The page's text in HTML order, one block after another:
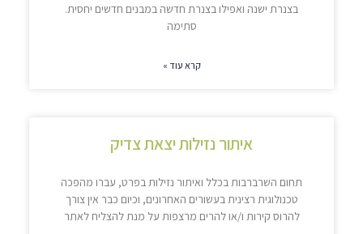
בצנרת ישנה ואפילו בצנרת חדשה במבנים חדשים יחסית.
סתימה
קרא עוד »
איתור נזילות יצאת צדיק
תחום השרברבות בכלל ואיתור נזילות בפרט, עברו מהפכה
טכנולוגית רצינית בעשורים האחרונים, וכיום כבר אין צורך
להרוס קירות ו/או להרים מרצפות על מנת להצליח לאתר